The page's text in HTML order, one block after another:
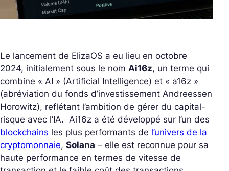
Le lancement de ElizaOS a eu lieu en octobre
2024, initialement sous le nom Ai16z, un terme qui
combine « AI » (Artificial Intelligence) et « a16z »
(abréviation du fonds d’investissement Andreessen
Horowitz), reflétant l’ambition de gérer du capital-
risque avec l’IA. Ai16z a été développé sur l’un des
blockchains les plus performants de l’univers de la
cryptomonnaie, Solana – elle est reconnue pour sa
haute performance en termes de vitesse de